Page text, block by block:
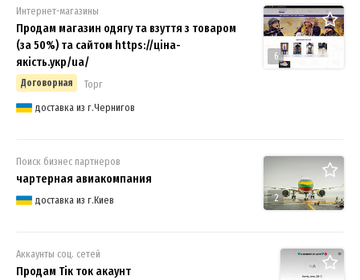
6
Интернет-магазины
Продам магазин одягу та взуття з товаром
(за 50%) та сайтом https://ціна-
якість.укр/ua/
Договорная
Торг
доставка из г.Чернигов
2
Поиск бизнес партнеров
чартерная авиакомпания
доставка из г.Киев
Аккаунты соц. сетей
Продам Тік ток акаунт